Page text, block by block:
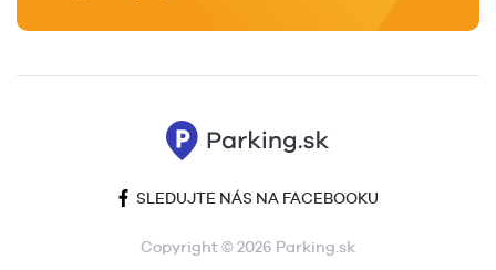
SLEDUJTE NÁS NA FACEBOOKU
Copyright © 2026 Parking.sk